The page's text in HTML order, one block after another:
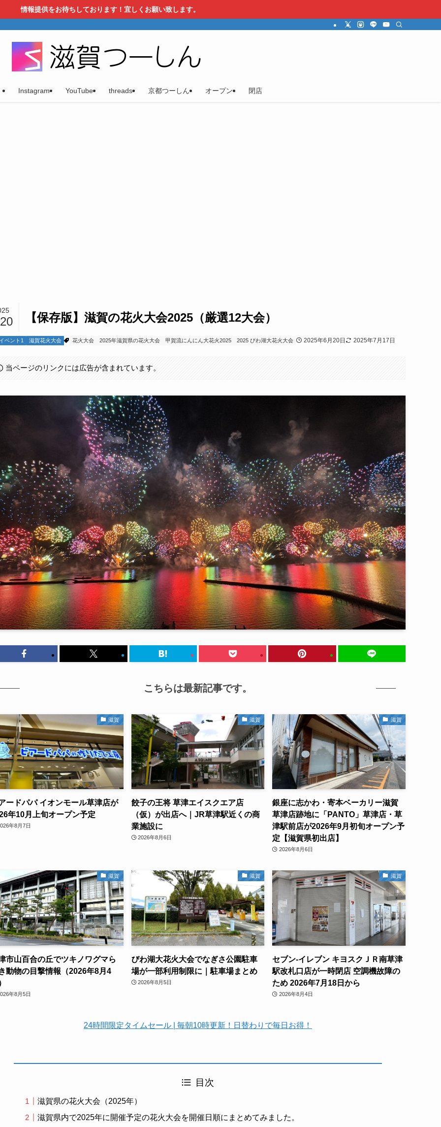
情報提供をお待ちしております！宜しくお願い致します。
Instagram YouTube threads 京都つーしん オープン 閉店
【保存版】滋賀の花火大会2025（厳選12大会）
ベント1 滋賀花火大会 花火大会 2025年滋賀県の花火大会 甲賀流にんにん大花火2025 2025 びわ湖大花火大会 2025年6月20日 2025年7月17日
当ページのリンクには広告が含まれています。
こちらは最新記事です。
滋賀
ードパパ イオンモール草津店が
年10月上旬オープン予定
年8月7日
滋賀
餃子の王将 草津エイスクエア店
（仮）が出店へ｜JR草津駅近くの商
業施設に
2026年8月6日
滋賀
銀座に志かわ・寄本ベーカリー滋賀
草津店跡地に「PANTO」草津店・草
津駅前店が2026年9月初旬オープン予
定【滋賀県初出店】
2026年8月6日
滋賀
市山百合の丘でツキノワグマら
動物の目撃情報（2026年8月4
年8月5日
滋賀
びわ湖大花火大会でなぎさ公園駐車
場が一部利用制限に｜駐車場まとめ
2026年8月5日
滋賀
セブン-イレブン キヨスクＪＲ南草津
駅改札口店が一時閉店 空調機故障の
ため 2026年7月18日から
2026年8月4日
24時間限定タイムセール | 毎朝10時更新！日替わりで毎日お得！
目次
滋賀県の花火大会（2025年）
滋賀県内で2025年に開催予定の花火大会を開催日順にまとめてみました。